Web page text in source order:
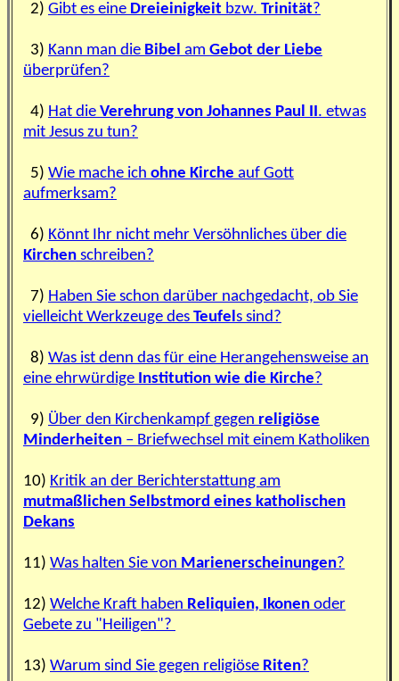
2) Gibt es eine Dreieinigkeit bzw. Trinität?
3) Kann man die Bibel am Gebot der Liebe
überprüfen?
4) Hat die Verehrung von Johannes Paul II. etwas
mit Jesus zu tun?
5) Wie mache ich ohne Kirche auf Gott
aufmerksam?
6) Könnt Ihr nicht mehr Versöhnliches über die
Kirchen schreiben?
7) Haben Sie schon darüber nachgedacht, ob Sie
vielleicht Werkzeuge des Teufels sind?
8) Was ist denn das für eine Herangehensweise an
eine ehrwürdige Institution wie die Kirche?
9) Über den Kirchenkampf gegen religiöse
Minderheiten – Briefwechsel mit einem Katholiken
10) Kritik an der Berichterstattung am
mutmaßlichen Selbstmord eines katholischen
Dekans
11) Was halten Sie von Marienerscheinungen?
12) Welche Kraft haben Reliquien, Ikonen oder
Gebete zu "Heiligen"?
13) Warum sind Sie gegen religiöse Riten?